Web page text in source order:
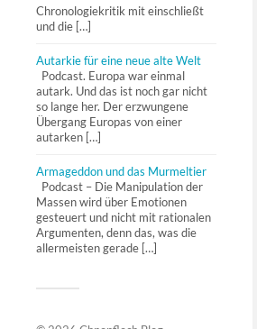
Chronologiekritik mit einschließt
und die […]
Autarkie für eine neue alte Welt
Podcast. Europa war einmal
autark. Und das ist noch gar nicht
so lange her. Der erzwungene
Übergang Europas von einer
autarken […]
Armageddon und das Murmeltier
Podcast – Die Manipulation der
Massen wird über Emotionen
gesteuert und nicht mit rationalen
Argumenten, denn das, was die
allermeisten gerade […]